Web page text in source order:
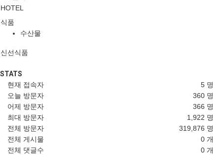
HOTEL
식품
수산물
신선식품
STATS
5 명
현재 접속자
360 명
오늘 방문자
366 명
어제 방문자
1,922 명
최대 방문자
319,876 명
전체 방문자
0 개
전체 게시물
0 개
전체 댓글수